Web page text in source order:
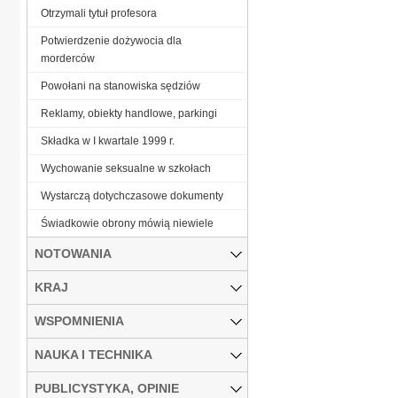
Otrzymali tytuł profesora
Potwierdzenie dożywocia dla
morderców
Powołani na stanowiska sędziów
Reklamy, obiekty handlowe, parkingi
Składka w I kwartale 1999 r.
Wychowanie seksualne w szkołach
Wystarczą dotychczasowe dokumenty
Świadkowie obrony mówią niewiele
NOTOWANIA
KRAJ
WSPOMNIENIA
NAUKA I TECHNIKA
PUBLICYSTYKA, OPINIE